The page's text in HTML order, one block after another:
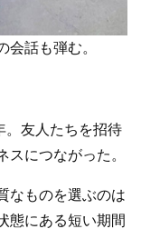
会話も弾む。
。友人たちを招待
スにつながった。
なものを選ぶのは
態にある短い期間